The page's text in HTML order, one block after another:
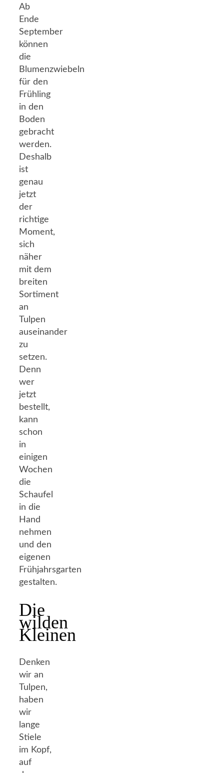
Ab
Ende
September
können
die
Blumenzwiebeln
für den
Frühling
in den
Boden
gebracht
werden.
Deshalb
ist
genau
jetzt
der
richtige
Moment,
sich
näher
mit dem
breiten
Sortiment
an
Tulpen
auseinander
zu
setzen.
Denn
wer
jetzt
bestellt,
kann
schon
in
einigen
Wochen
die
Schaufel
in die
Hand
nehmen
und den
eigenen
Frühjahrsgarten
gestalten.
Die
wilden
Kleinen
Denken
wir an
Tulpen,
haben
wir
lange
Stiele
im Kopf,
auf